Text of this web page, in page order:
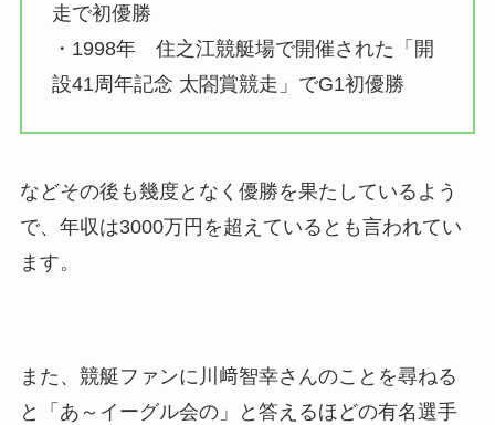
走で初優勝
・1998年 住之江競艇場で開催された「開
設41周年記念 太閤賞競走」でG1初優勝
などその後も幾度となく優勝を果たしているよう
で、年収は3000万円を超えているとも言われてい
ます。
また、競艇ファンに川﨑智幸さんのことを尋ねる
と「あ～イーグル会の」と答えるほどの有名選手